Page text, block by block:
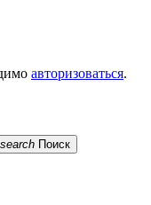
авторизоваться.
search Поиск